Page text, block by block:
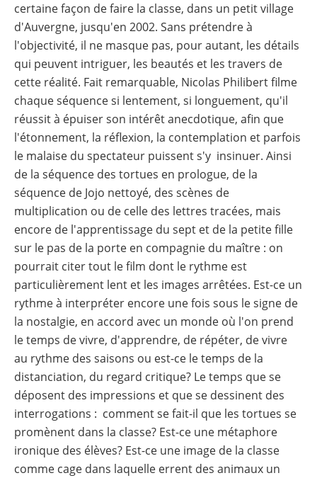
certaine façon de faire la classe, dans un petit village
d'Auvergne, jusqu'en 2002. Sans prétendre à
l'objectivité, il ne masque pas, pour autant, les détails
qui peuvent intriguer, les beautés et les travers de
cette réalité. Fait remarquable, Nicolas Philibert filme
chaque séquence si lentement, si longuement, qu'il
réussit à épuiser son intérêt anecdotique, afin que
l'étonnement, la réflexion, la contemplation et parfois
le malaise du spectateur puissent s'y insinuer. Ainsi
de la séquence des tortues en prologue, de la
séquence de Jojo nettoyé, des scènes de
multiplication ou de celle des lettres tracées, mais
encore de l'apprentissage du sept et de la petite fille
sur le pas de la porte en compagnie du maître : on
pourrait citer tout le film dont le rythme est
particulièrement lent et les images arrêtées. Est-ce un
rythme à interpréter encore une fois sous le signe de
la nostalgie, en accord avec un monde où l'on prend
le temps de vivre, d'apprendre, de répéter, de vivre
au rythme des saisons ou est-ce le temps de la
distanciation, du regard critique? Le temps que se
déposent des impressions et que se dessinent des
interrogations : comment se fait-il que les tortues se
promènent dans la classe? Est-ce une métaphore
ironique des élèves? Est-ce une image de la classe
comme cage dans laquelle errent des animaux un